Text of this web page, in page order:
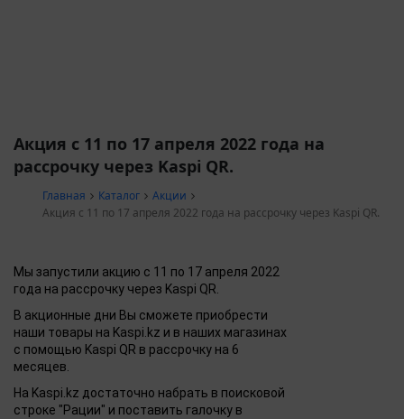
Акция с 11 по 17 апреля 2022 года на
рассрочку через Kaspi QR.
Главная Каталог
Акции
Акция с 11 по 17 апреля 2022 года на рассрочку через Kaspi QR.
Мы запустили акцию с 11 по 17 апреля 2022
года на рассрочку через Kaspi QR.
В акционные дни Вы сможете приобрести
наши товары на Kaspi.kz и в наших магазинах
с помощью Kaspi QR в рассрочку на 6
месяцев.
На Kaspi.kz достаточно набрать в поисковой
строке "Рации" и поставить галочку в